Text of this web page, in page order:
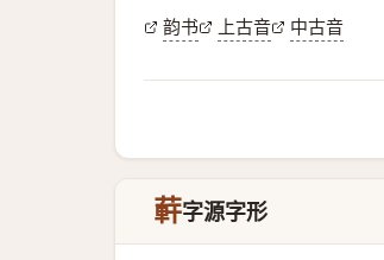
韵书 上古音 中古音
蓒字源字形